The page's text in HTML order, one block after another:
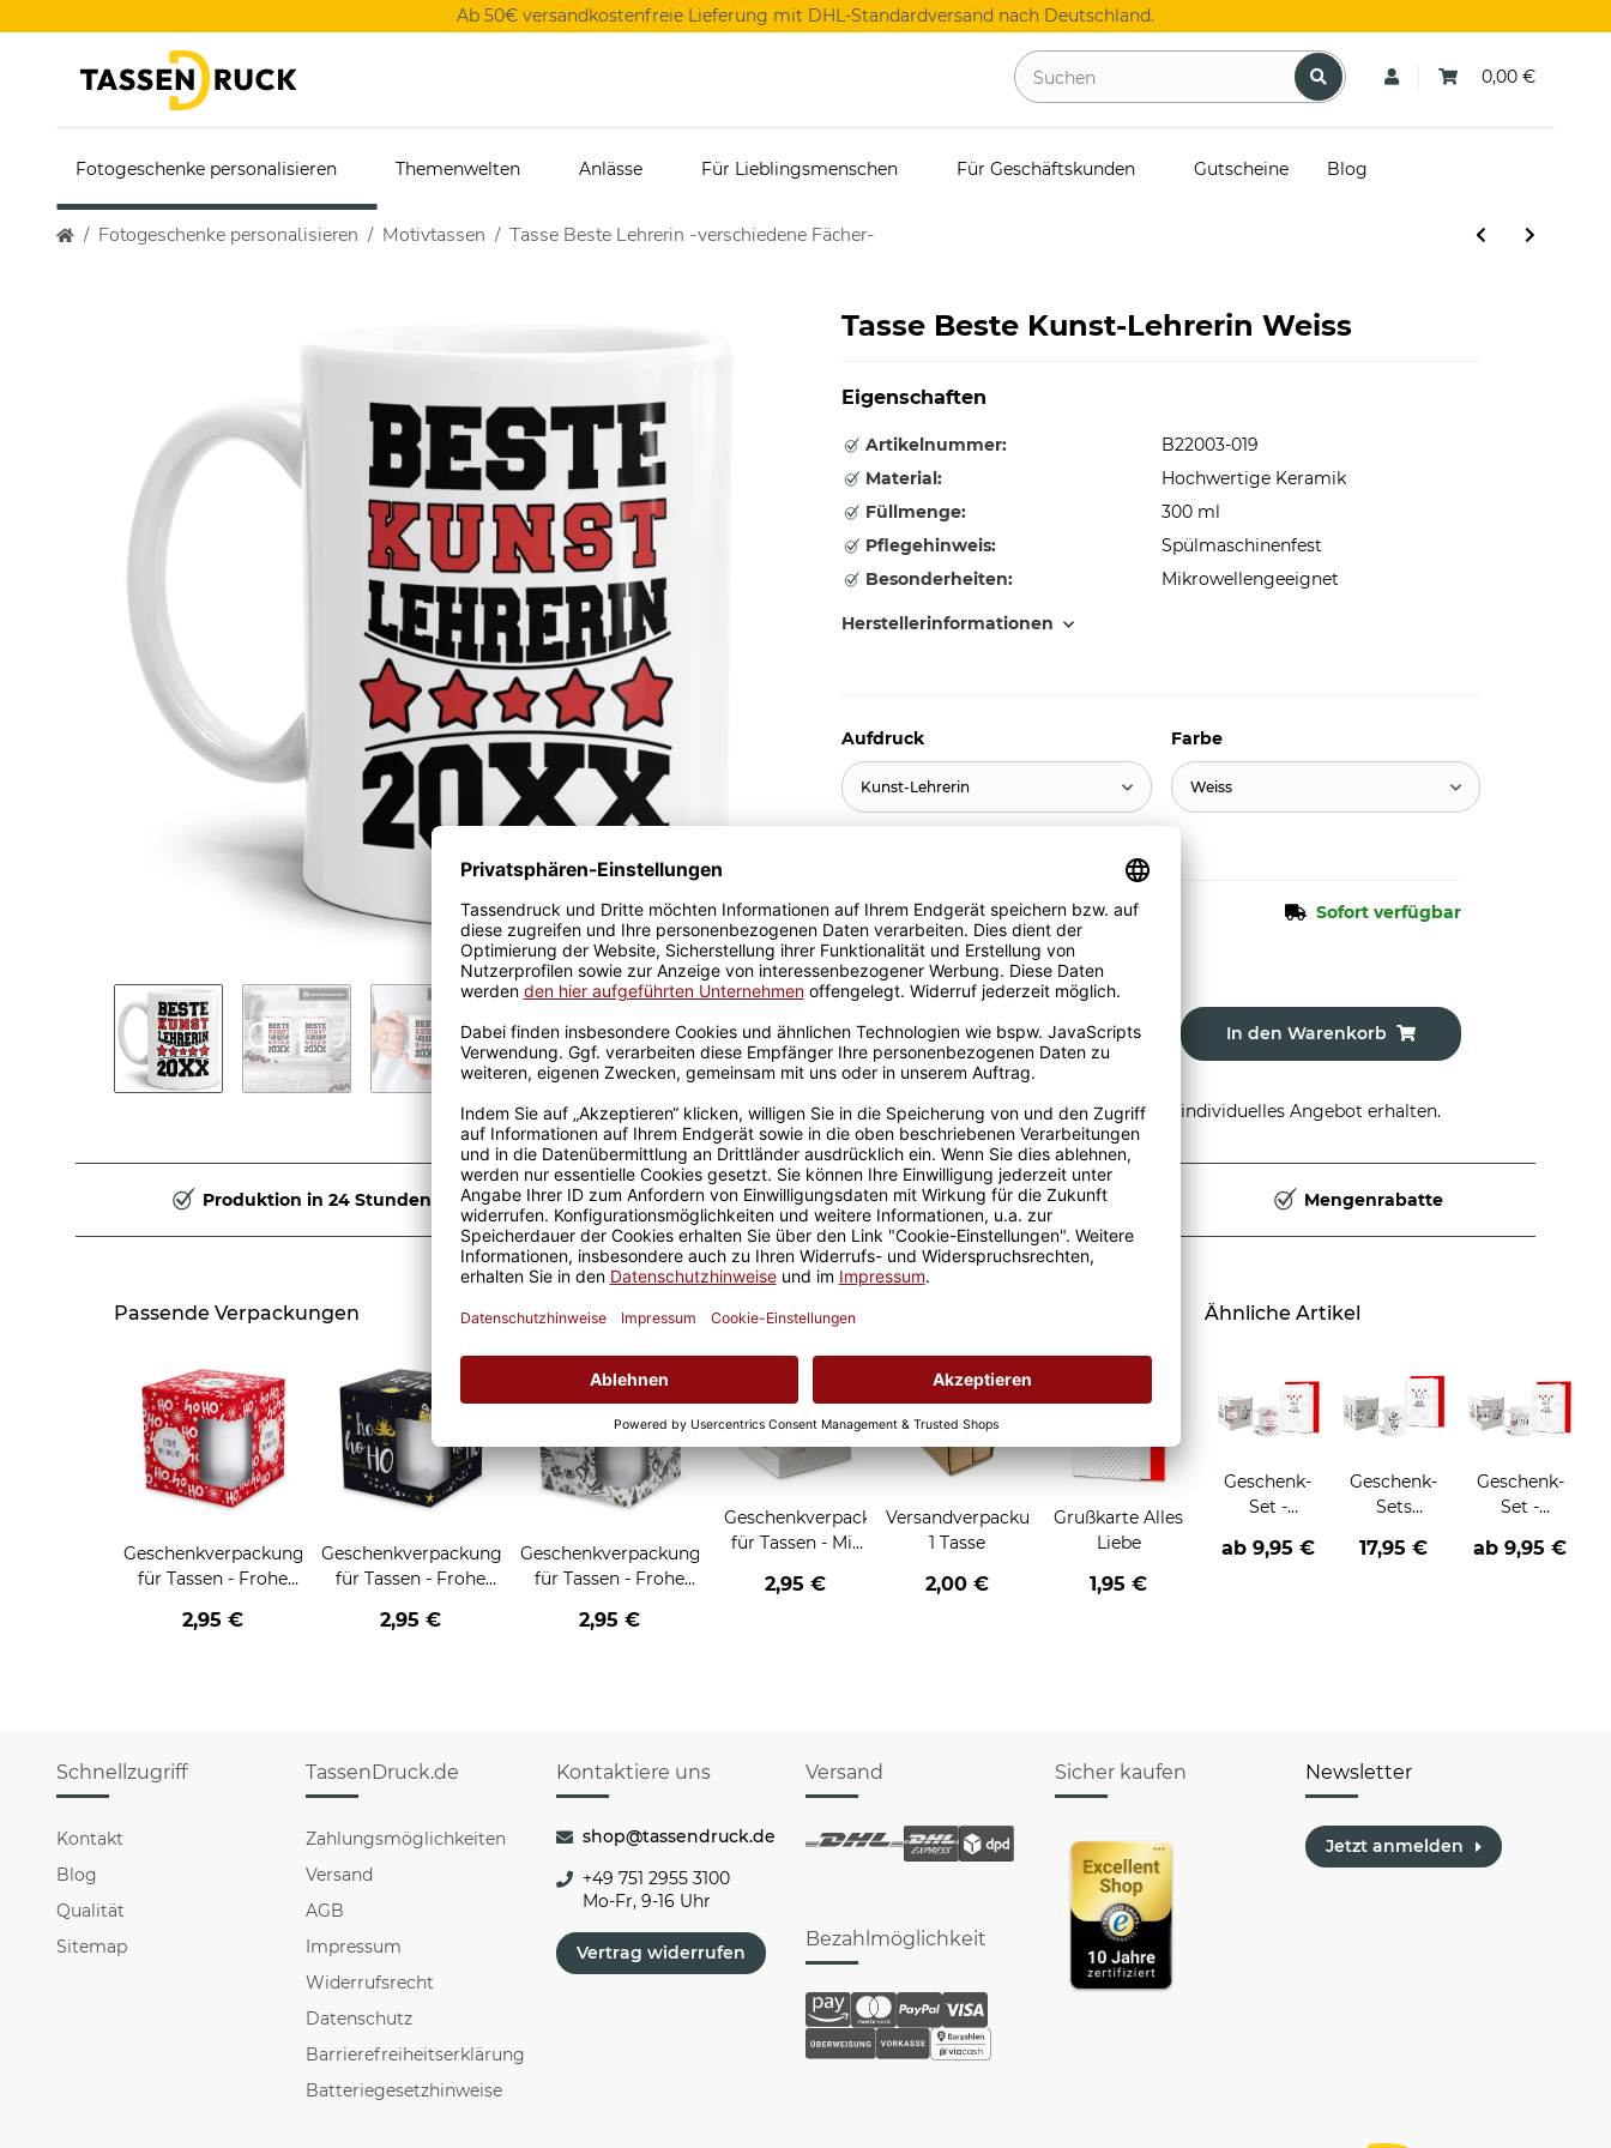
Ab 50€ versandkostenfreie Lieferung mit DHL-Standardversand nach Deutschland.
0,00 €
Fotogeschenke personalisieren Themenwelten Anlässe Für Lieblingsmenschen Für Geschäftskunden Gutscheine Blog
Fotogeschenke personalisieren Motivtassen Tasse Beste Lehrerin -verschiedene Fächer-
Tasse Beste Kunst-Lehrerin Weiss
Eigenschaften
Artikelnummer:
B22003-019
Material:
Hochwertige Keramik
Füllmenge:
300 ml
Pflegehinweis:
Spülmaschinenfest
Besonderheiten:
Mikrowellengeeignet
Herstellerinformationen
Aufdruck
Kunst-Lehrerin
Farbe
Weiss
10,95 € Sofort verfügbar
inkl. 19% MwSt. , zzgl.Versand
Stk In den Warenkorb
Größere Stückzahl? Anfrage stellen und individuelles Angebot erhalten.
Produktion in 24 Stunden Sicherer Kauf Auf Rechnung Produktion in Deutschland Mengenrabatte
Passende Verpackungen
Geschenkverpackung
für Tassen - Frohe
HO HO - rot
2,95 €
Geschenkverpackung
für Tassen - Frohe
HO HO - schwarz
2,95 €
Geschenkverpackung
für Tassen - Frohe
Rentier
2,95 €
Grußkarten zum Verschenken
Geschenkverpackung
für Tassen - Mit
2,95 €
Versandverpackung
1 Tasse
2,00 €
Grußkarte Alles
Liebe
1,95 €
Ähnliche Artikel
Geschenk-
Set -
Mama -
ab 9,95 €
Geschenk-
Sets
- Tasse mit
17,95 €
Geschenk-
Set -
Mama -
ab9,95 €
Schnellzugriff
Kontakt
Blog
Qualität
Sitemap
TassenDruck.de
Zahlungsmöglichkeiten
Versand
AGB
Impressum
Widerrufsrecht
Datenschutz
Barrierefreiheitserklärung
Batteriegesetzhinweise
Kontaktiere uns
shop@tassendruck.de
+49 751 2955 3100
Mo-Fr, 9-16 Uhr
Vertrag widerrufen
Versand
Bezahlmöglichkeit
Sicher kaufen Newsletter
Jetzt anmelden